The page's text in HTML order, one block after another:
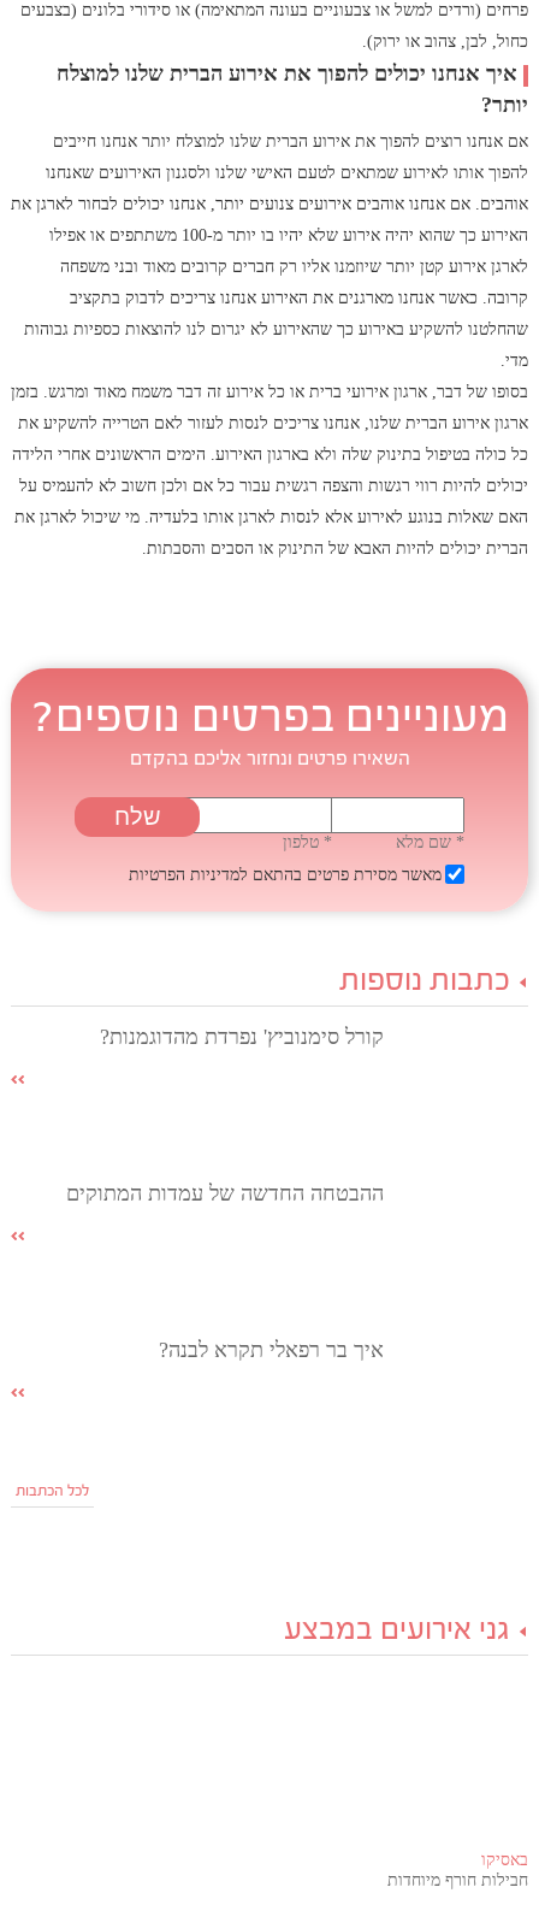
פרחים (ורדים למשל או צבעוניים בעונה המתאימה) או סידורי בלונים (בצבעים
כחול, לבן, צהוב או ירוק).
איך אנחנו יכולים להפוך את אירוע הברית שלנו למוצלח
יותר?
אם אנחנו רוצים להפוך את אירוע הברית שלנו למוצלח יותר אנחנו חייבים
להפוך אותו לאירוע שמתאים לטעם האישי שלנו ולסגנון האירועים שאנחנו
אוהבים. אם אנחנו אוהבים אירועים צנועים יותר, אנחנו יכולים לבחור לארגן את
האירוע כך שהוא יהיה אירוע שלא יהיו בו יותר מ-100 משתתפים או אפילו
לארגן אירוע קטן יותר שיוזמנו אליו רק חברים קרובים מאוד ובני משפחה
קרובה. כאשר אנחנו מארגנים את האירוע אנחנו צריכים לדבוק בתקציב
שהחלטנו להשקיע באירוע כך שהאירוע לא יגרום לנו להוצאות כספיות גבוהות
מדי.
בסופו של דבר, ארגון אירועי ברית או כל אירוע זה דבר משמח מאוד ומרגש. בזמן
ארגון אירוע הברית שלנו, אנחנו צריכים לנסות לעזור לאם הטרייה להשקיע את
כל כולה בטיפול בתינוק שלה ולא בארגון האירוע. הימים הראשונים אחרי הלידה
יכולים להיות רווי רגשות והצפה רגשית עבור כל אם ולכן חשוב לא להעמיס על
האם שאלות בנוגע לאירוע אלא לנסות לארגן אותו בלעדיה. מי שיכול לארגן את
הברית יכולים להיות האבא של התינוק או הסבים והסבתות.
מעוניינים בפרטים נוספים?
השאירו פרטים ונחזור אליכם בהקדם
* שם מלא
* טלפון
מאשר מסירת פרטים בהתאם למדיניות הפרטיות
כתבות נוספות
קורל סימנוביץ' נפרדת מהדוגמנות?
ההבטחה החדשה של עמדות המתוקים
איך בר רפאלי תקרא לבנה?
לכל הכתבות
גני אירועים במבצע
באסיקו
חבילות חורף מיוחדות